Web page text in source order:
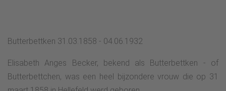
Butterbettken 31.03.1858 - 04.06.1932
Elisabeth Anges Becker, bekend als Butterbettken - of
Butterbettchen, was een heel bijzondere vrouw die op 31